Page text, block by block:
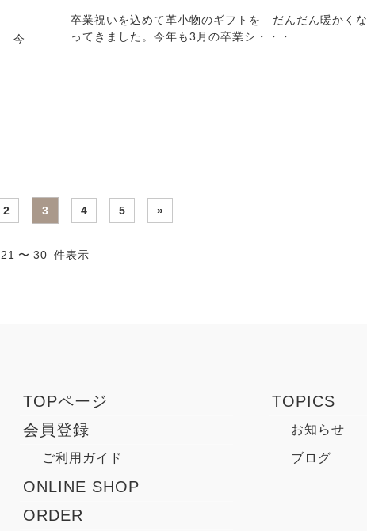
卒業祝いを込めて革小物のギフトを だんだん暖かくな
ってきました。今年も3月の卒業シ・・・
2 3 4 5 »
21 〜 30 件表示
TOPページ
会員登録
ご利用ガイド
ONLINE SHOP
ORDER
TOPICS
お知らせ
ブログ